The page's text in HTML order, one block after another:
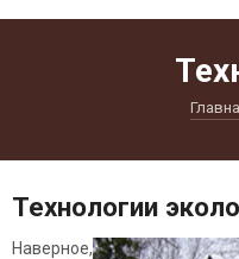
Технологии
Наверное,